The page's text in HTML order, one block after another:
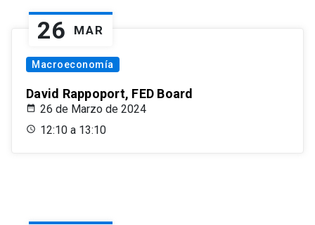
26 MAR
Macroeconomía
David Rappoport, FED Board
26 de Marzo de 2024
12:10 a 13:10